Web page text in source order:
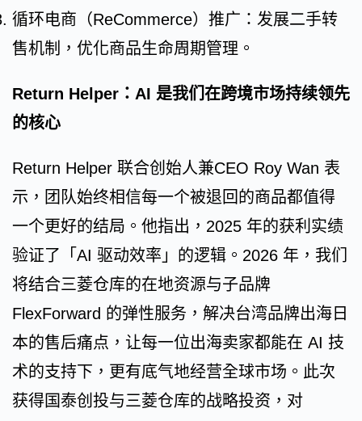
循环电商（ReCommerce）推广：发展二手转
售机制，优化商品生命周期管理。
Return Helper：AI 是我们在跨境市场持续领先
的核心
Return Helper 联合创始人兼CEO Roy Wan 表
示，团队始终相信每一个被退回的商品都值得
一个更好的结局。他指出，2025 年的获利实绩
验证了「AI 驱动效率」的逻辑。2026 年，我们
将结合三菱仓库的在地资源与子品牌
FlexForward 的弹性服务，解决台湾品牌出海日
本的售后痛点，让每一位出海卖家都能在 AI 技
术的支持下，更有底气地经营全球市场。此次
获得国泰创投与三菱仓库的战略投资，对